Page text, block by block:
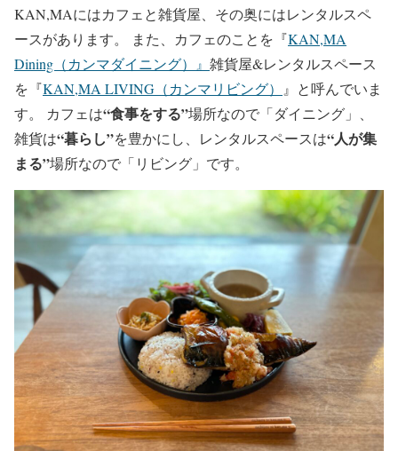
KAN,MAにはカフェと雑貨屋、その奥にはレンタルスペ
ースがあります。 また、カフェのことを『KAN,MA
Dining（カンマダイニング）』 雑貨屋&レンタルスペース
を『KAN,MA LIVING（カンマリビング）
』と呼んでいま
す。 カフェは“食事をする”場所なので「ダイニング」、
雑貨は“暮らし”を豊かにし、レンタルスペースは“人が集
まる”場所なので「リビング」です。